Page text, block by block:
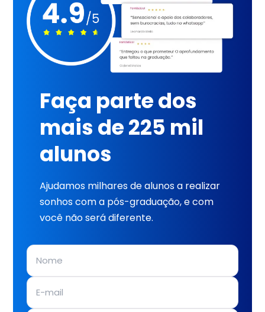
Faça parte dos
mais de 225 mil
alunos
Ajudamos milhares de alunos a realizar
sonhos com a pós-graduação, e com
você não será diferente.